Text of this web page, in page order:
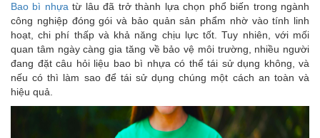
Bao bì nhựa từ lâu đã trở thành lựa chọn phổ biến trong ngành
công nghiệp đóng gói và bảo quản sản phẩm nhờ vào tính linh
hoạt, chi phí thấp và khả năng chịu lực tốt. Tuy nhiên, với mối
quan tâm ngày càng gia tăng về bảo vệ môi trường, nhiều người
đang đặt câu hỏi liệu bao bì nhựa có thể tái sử dụng không, và
nếu có thì làm sao để tái sử dụng chúng một cách an toàn và
hiệu quả.